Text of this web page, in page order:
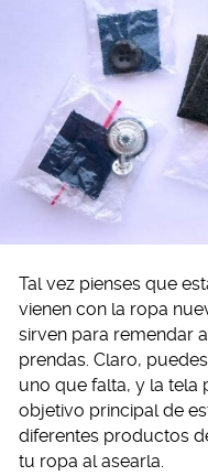
Tal vez pienses que
vienen con la ropa
sirven para remendar
prendas. Claro,
uno que falta, y la tela
objetivo principal de
diferentes productos
tu ropa al asearla.